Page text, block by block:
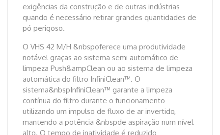
exigências da construção e de outras indústrias
quando é necessário retirar grandes quantidades de
pó perigoso.
O VHS 42 M/H &nbspoferece uma produtividade
notável graças ao sistema semi automático de
limpeza Push&ampClean ou ao sistema de limpeza
automática do filtro InfiniClean™. O
sistema&nbspInfiniClean™ garante a limpeza
contínua do filtro durante o funcionamento
utilizando um impulso de fluxo de ar invertido,
mantendo a potência &nbspde aspiração num nível
alto. O tempo de inatividade é reduzido